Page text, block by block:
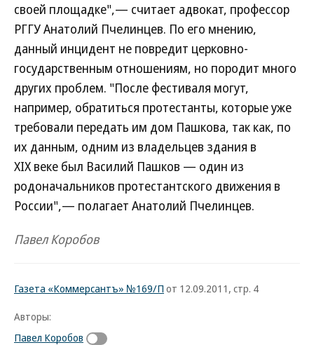
своей площадке",— считает адвокат, профессор
РГГУ Анатолий Пчелинцев. По его мнению,
данный инцидент не повредит церковно-
государственным отношениям, но породит много
других проблем. "После фестиваля могут,
например, обратиться протестанты, которые уже
требовали передать им дом Пашкова, так как, по
их данным, одним из владельцев здания в
XIX веке был Василий Пашков — один из
родоначальников протестантского движения в
России",— полагает Анатолий Пчелинцев.
Павел Коробов
Газета «Коммерсантъ» №169/П от 12.09.2011, стр. 4
Авторы:
Павел Коробов